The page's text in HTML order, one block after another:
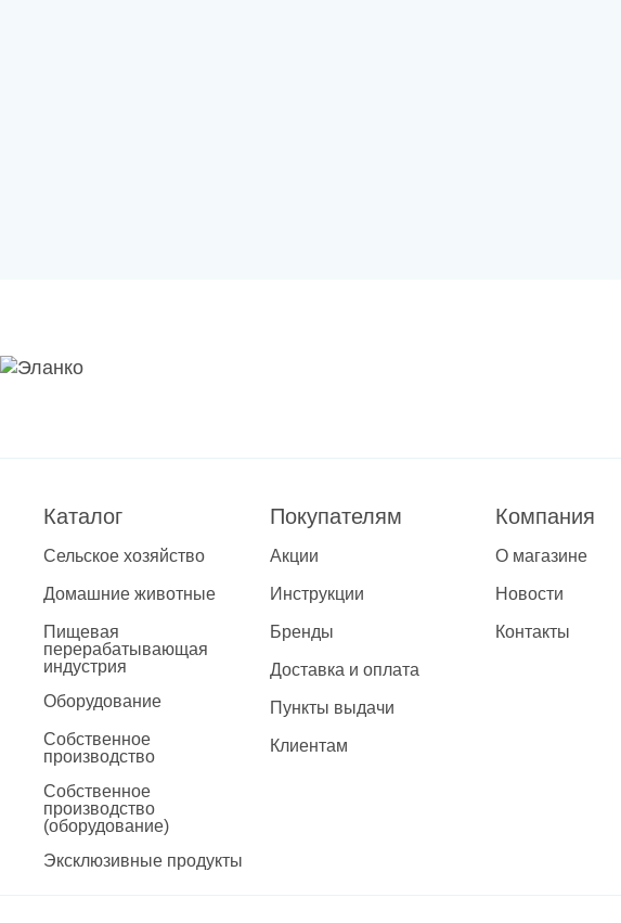
Каталог
Сельское хозяйство
Домашние животные
Пищевая
перерабатывающая
индустрия
Оборудование
Собственное
производство
Собственное
производство
(оборудование)
Эксклюзивные продукты
Покупателям
Акции
Инструкции
Бренды
Доставка и оплата
Пункты выдачи
Клиентам
Компания
О магазине
Новости
Контакты